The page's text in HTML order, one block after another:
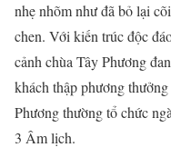
nhẹ nhõm như đã bỏ lại
chen. Với kiến trúc độc
cảnh chùa Tây Phương
khách thập phương
Phương thường tổ chức
3 Âm lịch.